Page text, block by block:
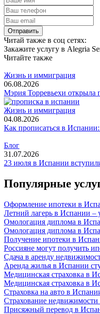
Читай также в соц сетях:
Закажите услугу в Alegria
Читайте также
Жизнь и иммиграция
06.08.2026
Мэрия Торревьехи открыла
Жизнь и иммиграция
04.08.2026
Как прописаться в
Блог
31.07.2026
23 июля в Испании
Популярные
Оформление ипотеки в
Летний лагерь в Испании –
Омологация диплома в
Омологация диплома в
Получение ипотеки в
Россияне могут получить
Сдача в аренду
Аренда жилья в Испании
Медицинская страховка в
Медицинская страховка в
Страховка на авто в
Страхование
Присяжный перевод в